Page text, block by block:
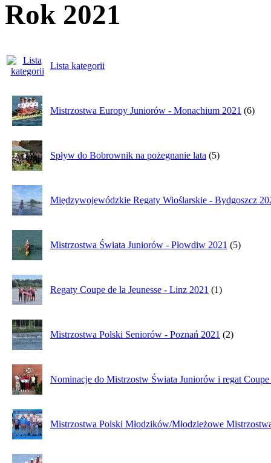
Rok 2021
Lista kategorii
Mistrzostwa Europy Juniorów - Monachium 2021 (6)
Spływ do Bobrownik na pożegnanie lata (5)
Międzywojewódzkie Regaty Wioślarskie - Bydgoszcz
Mistrzostwa Świata Juniorów - Płowdiw 2021 (5)
Regaty Coupe de la Jeunesse - Linz 2021 (1)
Mistrzostwa Polski Seniorów - Poznań 2021 (2)
Nominacje do Mistrzostw Świata Juniorów i regat Coupe
Mistrzostwa Polski Młodzików/Młodzieżowe